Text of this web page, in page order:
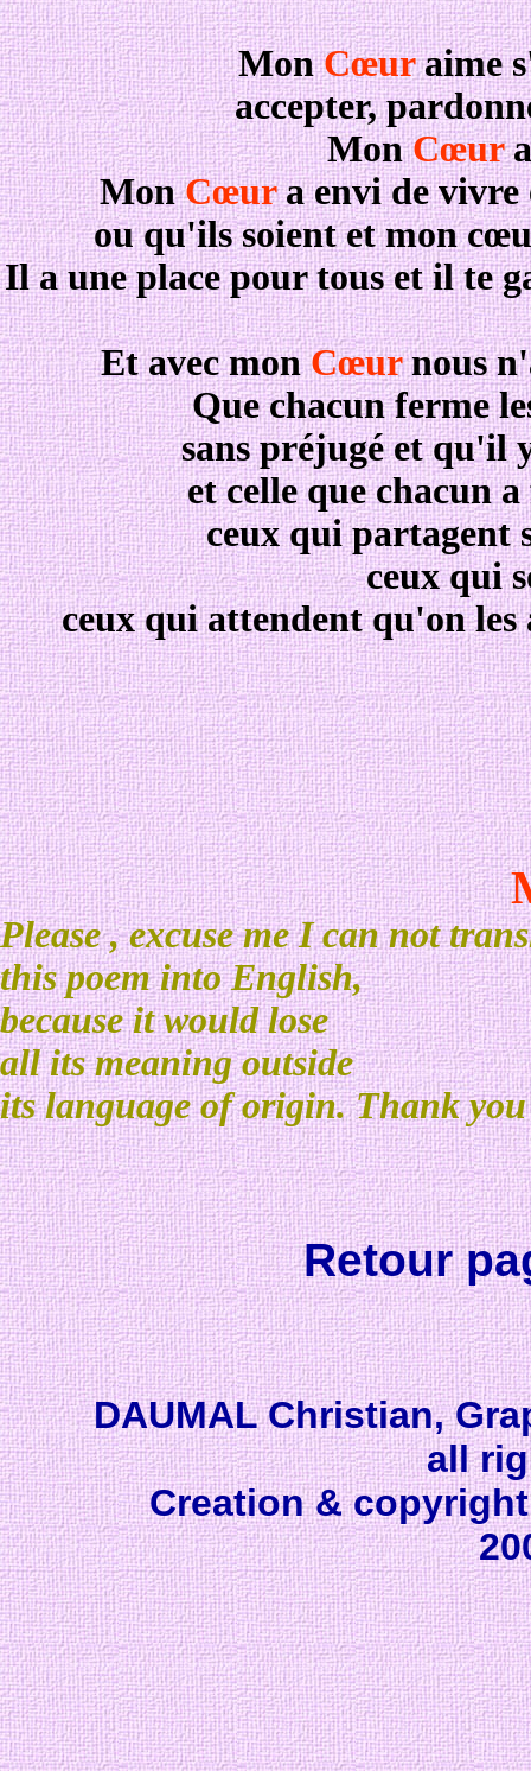
MonCœuraime
accepter,
MonCœur
MonCœura envi de
ou qu'ils soient et mon
Il a une place pour tous et il te
Et avec monCœurnous
Que chacun ferme
sans préjugé et qu'il
et celle que chacun
ceux qui partagent
ceux qui
ceux qui attendent qu'on
Please , excuse me I can not
this poem into English,
because it would lose
all its meaning outside
its language of origin. Thank
Retour
DAUMAL Christian,
all
Creation &